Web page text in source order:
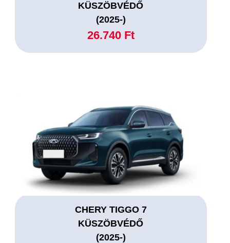
KÜSZÖBVÉDŐ
(2025-)
26.740 Ft
CHERY TIGGO 7
KÜSZÖBVÉDŐ
(2025-)